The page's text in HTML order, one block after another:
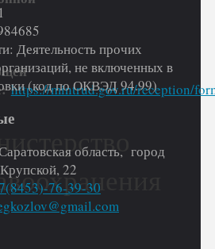
https://mintrud.gov.ru/reception/
Деятельность прочих
не включенных в
(код по ОКВЭД 94.99)
область, город
22
76-39-30